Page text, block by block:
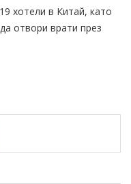
хотели в Китай, като
отвори врати през